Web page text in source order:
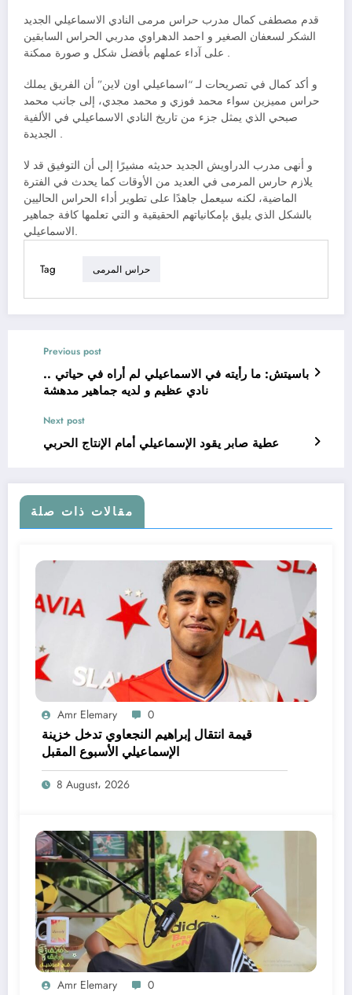
قدم مصطفى كمال مدرب حراس مرمى النادي الاسماعيلي الجديد
الشكر لسعفان الصغير و احمد الدهراوي مدربي الحراس السابقين
على آداء عملهم بأفضل شكل و صورة ممكنة .
و أكد كمال في تصريحات لـ “اسماعيلي اون لاين” أن الفريق يملك
حراس مميزين سواء محمد فوزي و محمد مجدي، إلى جانب محمد
صبحي الذي يمثل جزء من تاريخ النادي الاسماعيلي في الألفية
الجديدة .
و أنهى مدرب الدراويش الجديد حديثه مشيرًا إلى أن التوفيق قد لا
يلازم حارس المرمى في العديد من الأوقات كما يحدث في الفترة
الماضية، لكنه سيعمل جاهدًا على تطوير أداء الحراس الحاليين
بالشكل الذي يليق بإمكانياتهم الحقيقية و التي تعلمها كافة جماهير
الاسماعيلي.
Tag حراس المرمى
Previous post
باسيتش: ما رأيته في الاسماعيلي لم أراه في حياتي ..
نادي عظيم و لديه جماهير مدهشة
Next post
عطية صابر يقود الإسماعيلي أمام الإنتاج الحربي
مقالات ذات صلة
Amr Elemary 0
قيمة انتقال إبراهيم النجعاوي تدخل خزينة
الإسماعيلي الأسبوع المقبل
8 August، 2026
Amr Elemary 0